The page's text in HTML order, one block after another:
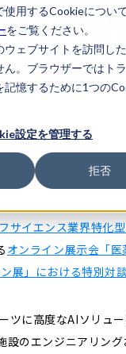
使用するCookieについ
をご覧ください。
ェブサイトを訪問し
ん。ブラウザーではト
記憶するために1つの
設定を管理する
拒否
サイエンス業界特化
オンライン展示会「
展」における特別対
ツに高度なAIソリュ
設のエンジニアリン